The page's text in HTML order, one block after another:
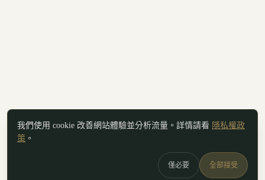
我們使用 cookie 改善網站體驗並分析流量。詳情請看 隱私權政
策 。
僅必要 全部接受